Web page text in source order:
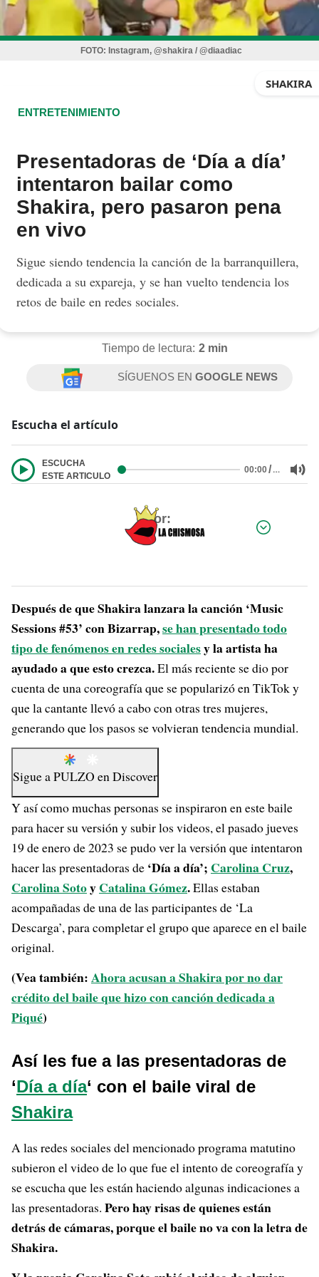
FOTO: Instagram, @shakira / @diaadiac
SHAKIRA
ENTRETENIMIENTO
Presentadoras de ‘Día a día’
intentaron bailar como
Shakira, pero pasaron pena
en vivo
Sigue siendo tendencia la canción de la barranquillera,
dedicada a su expareja, y se han vuelto tendencia los
retos de baile en redes sociales.
Tiempo de lectura: 2 min
SÍGUENOS ENGOOGLE NEWS
Escucha el artículo
ESCUCHA
ESTE ARTICULO
00:00/…
Por:
Después de que Shakira lanzara la canción ‘Music
Sessions #53’ con Bizarrap,se han presentado todo
tipo de fenómenos en redes socialesy la artista ha
ayudado a que esto crezca.El más reciente se dio por
cuenta de una coreografía que se popularizó en TikTok y
que la cantante llevó a cabo con otras tres mujeres,
generando que los pasos se volvieran tendencia mundial.
Sigue aPULZO enDiscover
Y así como muchas personas se inspiraron en este baile
para hacer su versión y subir los videos, el pasado jueves
19 de enero de 2023 se pudo ver la versión que intentaron
hacer las presentadoras de ‘Día a día’; Carolina Cruz,
Carolina SotoyCatalina Gómez.Ellas estaban
acompañadas de una de las participantes de ‘La
Descarga’, para completar el grupo que aparece en el baile
original.
(Vea también:Ahora acusan a Shakira por no dar
crédito del baile que hizo con canción dedicada a
Piqué)
Así les fue a las presentadoras de
‘Día a día‘ con el baile viral de
Shakira
A las redes sociales del mencionado programa matutino
subieron el video de lo que fue el intento de coreografía y
se escucha que les están haciendo algunas indicaciones a
las presentadoras. Pero hay risas de quienes están
detrás de cámaras, porque el baile no va con la letra de
Shakira.